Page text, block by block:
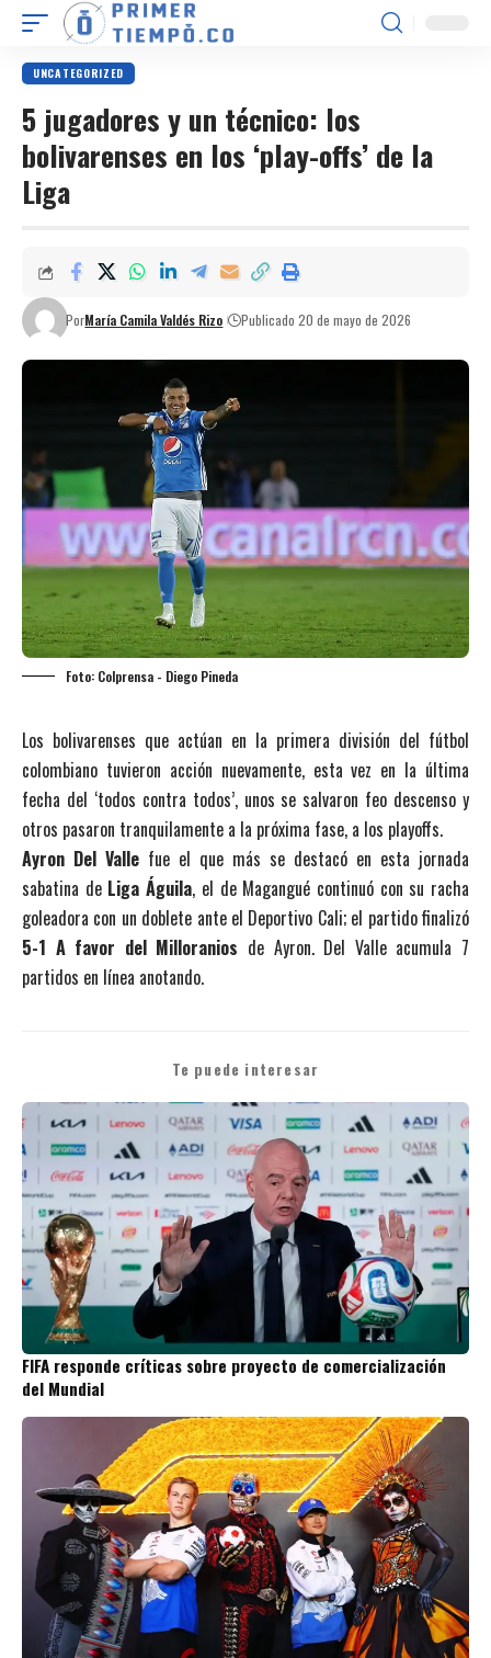
UNCATEGORIZED
5 jugadores y un técnico: los
bolivarenses en los ‘play-offs’ de la
Liga
PorMaría Camila Valdés Rizo Publicado 20 de mayo de 2026
Foto: Colprensa - Diego Pineda
Los bolivarenses que actúan en la primera división del fútbol
colombiano tuvieron acción nuevamente, esta vez en la última
fecha del ‘todos contra todos’, unos se salvaron feo descenso y
otros pasaron tranquilamente a la próxima fase, a los playoffs.
Ayron Del Valle fue el que más se destacó en esta jornada
sabatina de Liga Águila, el de Magangué continuó con su racha
goleadora con un doblete ante el Deportivo Cali; el partido finalizó
5-1 A favor del Milloranios de Ayron. Del Valle acumula 7
partidos en línea anotando.
Te puede interesar
FIFA responde críticas sobre proyecto de comercialización
del Mundial